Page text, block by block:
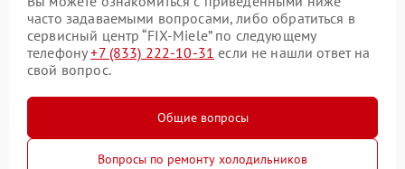
часто задаваемыми вопросами, либо обратиться в
сервисный центр “FIX-Miele” по следующему
телефону+7 (833) 222-10-31 если не нашли ответ на
свой вопрос.
Общие вопросы
Вопросы по ремонту холодильников